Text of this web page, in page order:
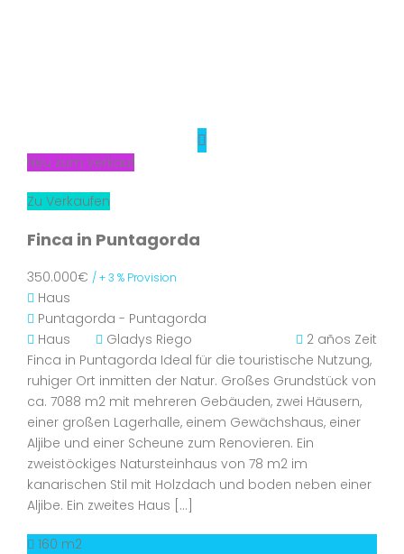
Neu zum Verkauf
Zu Verkaufen
Finca in Puntagorda
350.000€ / + 3 % Provision
Haus
Puntagorda - Puntagorda
Haus
Gladys Riego
2 años Zeit
Finca in Puntagorda Ideal für die touristische Nutzung,
ruhiger Ort inmitten der Natur. Großes Grundstück von
ca. 7088 m2 mit mehreren Gebäuden, zwei Häusern,
einer großen Lagerhalle, einem Gewächshaus, einer
Aljibe und einer Scheune zum Renovieren. Ein
zweistöckiges Natursteinhaus von 78 m2 im
kanarischen Stil mit Holzdach und boden neben einer
Aljibe. Ein zweites Haus […]
160 m2